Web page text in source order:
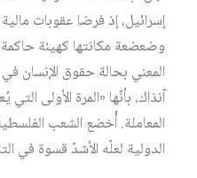
إسرائيل، إذ فرضا عقوبات
وضعضعة مكانتها كهيئة
المعني بحالة حقوق الإنسان
آنذاك، بأنّها «المرة الأولى
المعاملة. أُخضع الشعب
الدولية لعلّه الأشدّ قسوة في